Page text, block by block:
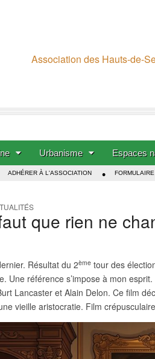
Association des Hauts-de-
Urbanisme Espaces
ADHÉRER À L'ASSOCIATION
que rien ne
Résultat du 2ème tour des
Une référence s’impose à mon
Lancaster et Alain Delon. Ce film
vieille aristocratie. Film